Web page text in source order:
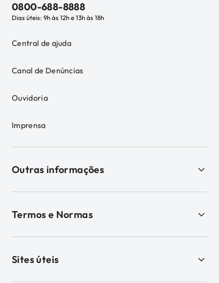
0800-688-8888
Dias úteis: 9h às 12h e 13h às 18h
Central de ajuda
Canal de Denúncias
Ouvidoria
Imprensa
Outras informações
Termos e Normas
Sites úteis